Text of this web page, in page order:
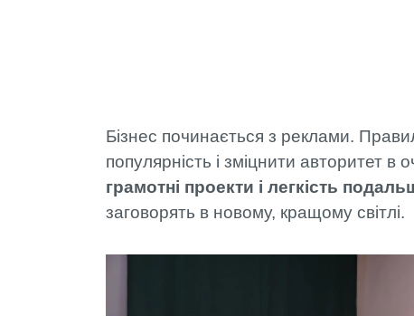
Бізнес починається з реклами.
популярність і зміцнити авторитет в
грамотні проекти і легкість
заговорять в новому, кращому світлі.